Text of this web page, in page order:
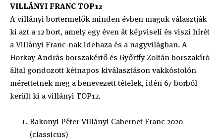
VILLÁNYI FRANC TOP12
A villányi bortermelők minden évben maguk választják
ki azt a 12 bort, amely egy éven át képviseli és viszi hírét
a Villányi Franc-nak idehaza és a nagyvilágban. A
Horkay András borszakértő és Győrffy Zoltán borszakíró
által gondozott kétnapos kiválasztáson vakkóstolón
mérettetnek meg a benevezett tételek, idén 67 borból
került ki a villányi TOP12.
Bakonyi Péter Villányi Cabernet Franc 2020
(classicus)